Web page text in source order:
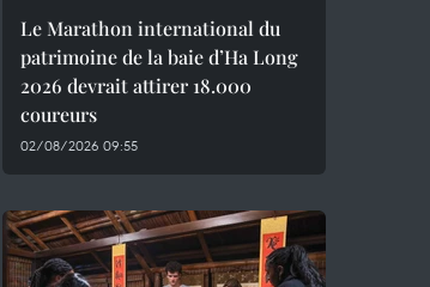
Le Marathon international du
patrimoine de la baie d’Ha Long
2026 devrait attirer 18.000
coureurs
02/08/2026 09:55